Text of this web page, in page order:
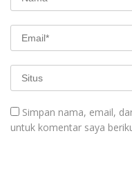
Simpan nama, email,
untuk komentar saya